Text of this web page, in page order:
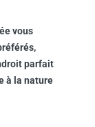
vous
parfait
à la nature